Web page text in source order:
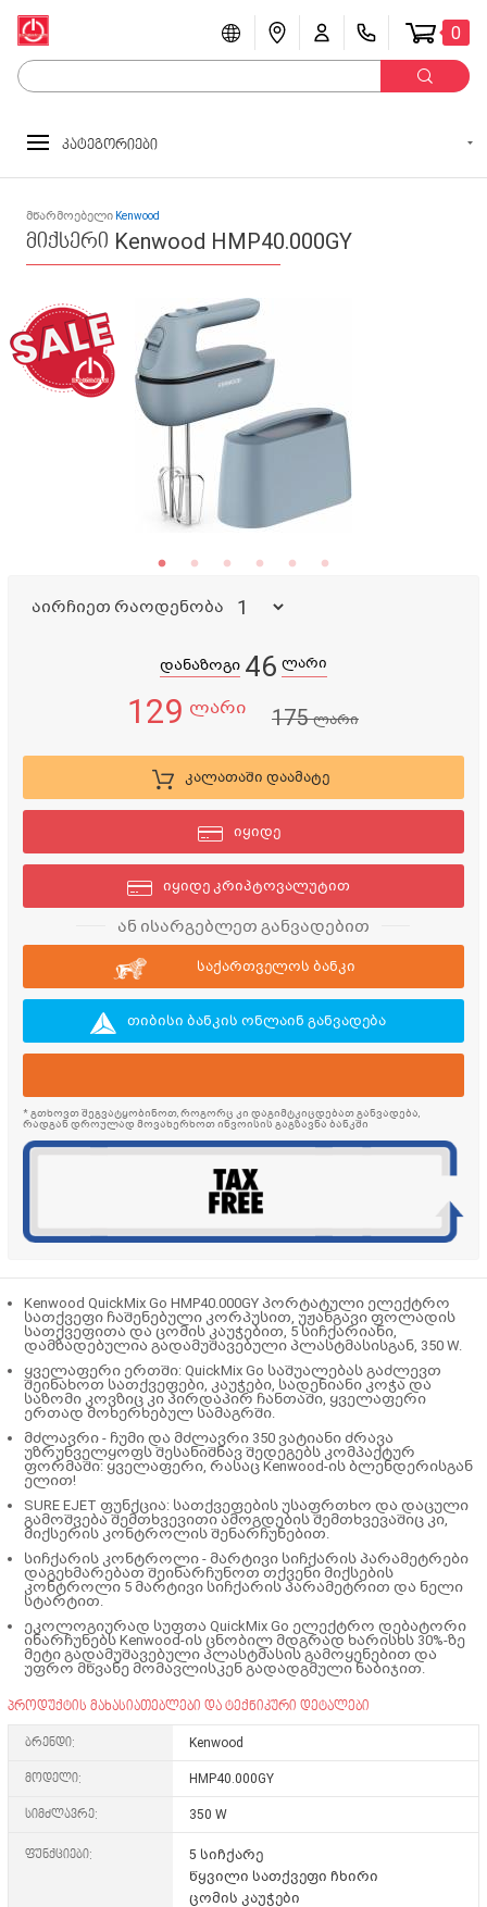
0
კატეგორიები
მწარმოებელი Kenwood
მიქსერი Kenwood HMP40.000GY
აირჩიეთ რაოდენობა
დანაზოგი 46 ლარი
129 ლარი 175ლარი
კალათაში დაამატე
იყიდე
იყიდე კრიპტოვალუტით
ან ისარგებლეთ განვადებით
საქართველოს ბანკი
თიბისი ბანკის ონლაინ განვადება
* გთხოვთ შეგვატყობინოთ, როგორც კი დაგიმტკიცდებათ განვადება,
რადგან დროულად მოვახერხოთ ინვოისის გაგზავნა ბანკში
Kenwood QuickMix Go HMP40.000GY პორტატული ელექტრო
სათქვეფი ჩაშენებული კორპუსით, უჟანგავი ფოლადის
სათქვეფითა და ცომის კაუჭებით, 5 სიჩქარიანი,
დამზადებულია გადამუშავებული პლასტმასისგან, 350 W.
ყველაფერი ერთში: QuickMix Go საშუალებას გაძლევთ
შეინახოთ სათქვეფები, კაუჭები, სადენიანი კოჭა და
საზომი კოვზიც კი პირდაპირ ჩანთაში, ყველაფერი
ერთად მოხერხებულ სამაგრში.
მძლავრი - ჩუმი და მძლავრი 350 ვატიანი ძრავა
უზრუნველყოფს შესანიშნავ შედეგებს კომპაქტურ
ფორმაში: ყველაფერი, რასაც Kenwood-ის ბლენდერისგან
ელით!
SURE EJET ფუნქცია: სათქვეფების უსაფრთხო და დაცული
გამოშვება შემთხვევითი ამოგდების შემთხვევაშიც კი,
მიქსერის კონტროლის შენარჩუნებით.
სიჩქარის კონტროლი - მარტივი სიჩქარის პარამეტრები
დაგეხმარებათ შეინარჩუნოთ თქვენი მიქსების
კონტროლი 5 მარტივი სიჩქარის პარამეტრით და ნელი
სტარტით.
ეკოლოგიურად სუფთა QuickMix Go ელექტრო დებატორი
ინარჩუნებს Kenwood-ის ცნობილ მდგრად ხარისხს 30%-ზე
მეტი გადამუშავებული პლასტმასის გამოყენებით და
უფრო მწვანე მომავლისკენ გადადგმული ნაბიჯით.
პროდუქტის მახასიათებლები და ტექნიკური დეტალები
ბრენდი: Kenwood
მოდელი: HMP40.000GY
სიმძლავრე: 350 W
ფუნქციები:
5 სიჩქარე
წყვილი სათქვეფი ჩხირი
ცომის კაუჭები